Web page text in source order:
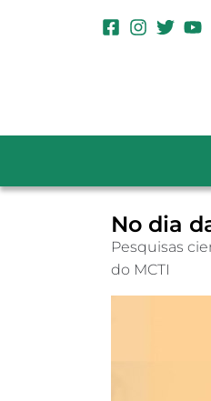
No dia
Pesquisas
do MCTI